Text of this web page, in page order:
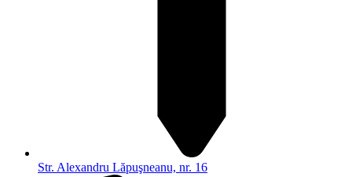
Str. Alexandru Lăpuşneanu, nr. 16